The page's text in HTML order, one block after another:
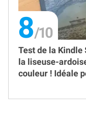
8
Test de la
la liseuse-
couleur ! Idéale